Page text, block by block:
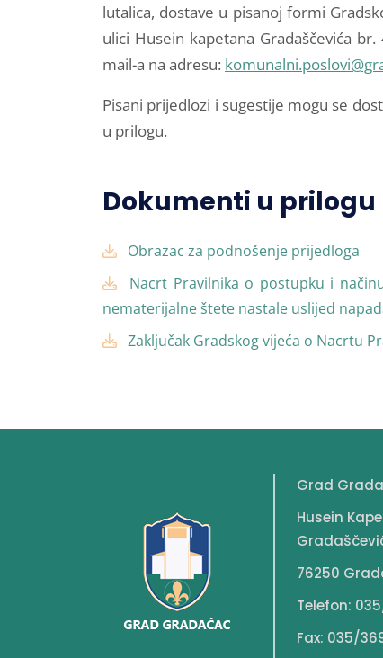
lutalica, dostave u pisanoj formi
ulici Husein kapetana Gradaščevića
mail-a na adresu:
Pisani prijedlozi i sugestije mogu se
u prilogu.
Dokumenti u prilogu
Obrazac za podnošenje prijedloga
Nacrt Pravilnika o postupku i
nematerijalne štete nastale uslijed
Zaključak Gradskog vijeća o Nacrtu
Grad
Husein
76250
Telefon:
Fax: 035/